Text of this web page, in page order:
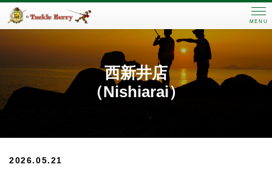
MENU
西新井店
（Nishiarai）
2026.05.21